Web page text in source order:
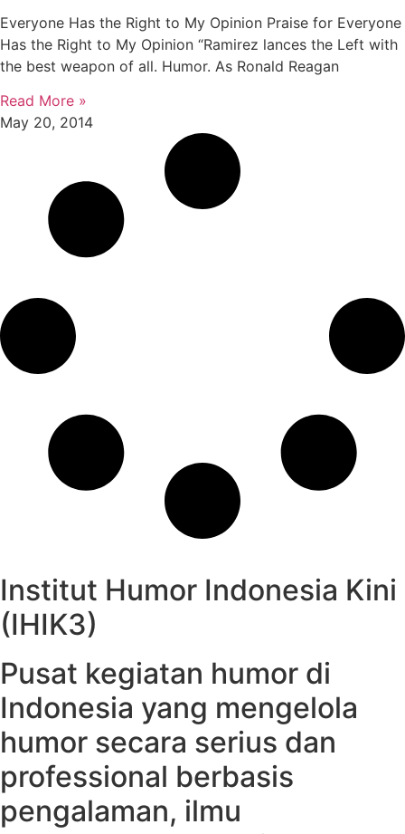
Everyone Has the Right to My Opinion Praise for Everyone
Has the Right to My Opinion “Ramirez lances the Left with
the best weapon of all. Humor. As Ronald Reagan
Read More »
May 20, 2014
Institut Humor Indonesia Kini
(IHIK3)
Pusat kegiatan humor di
Indonesia yang mengelola
humor secara serius dan
professional berbasis
pengalaman, ilmu